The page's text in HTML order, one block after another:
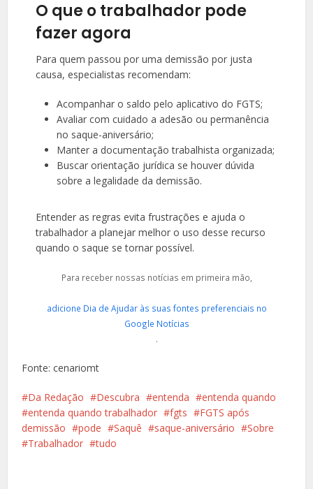
O que o trabalhador pode
fazer agora
Para quem passou por uma demissão por justa
causa, especialistas recomendam:
Acompanhar o saldo pelo aplicativo do FGTS;
Avaliar com cuidado a adesão ou permanência
no saque-aniversário;
Manter a documentação trabalhista organizada;
Buscar orientação jurídica se houver dúvida
sobre a legalidade da demissão.
Entender as regras evita frustrações e ajuda o
trabalhador a planejar melhor o uso desse recurso
quando o saque se tornar possível.
Para receber nossas notícias em primeira mão,
adicione Dia de Ajudar às suas fontes preferenciais no
Google Notícias
.
Fonte: cenariomt
Da Redação Descubra entenda
entenda quando
entenda quando trabalhador
fgts
FGTS após
demissão
pode Saquê saque-aniversário
Sobre
Trabalhador
tudo